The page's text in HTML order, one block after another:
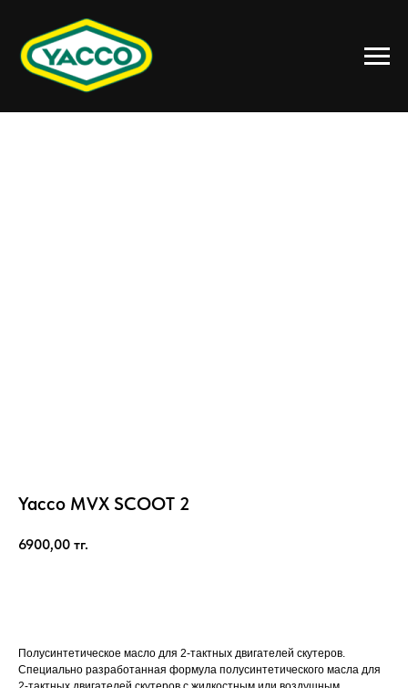
Yacco MVX SCOOT 2
6900,00 тг.
Полусинтетическое масло для 2-тактных двигателей скутеров.
Специально разработанная формула полусинтетического масла для